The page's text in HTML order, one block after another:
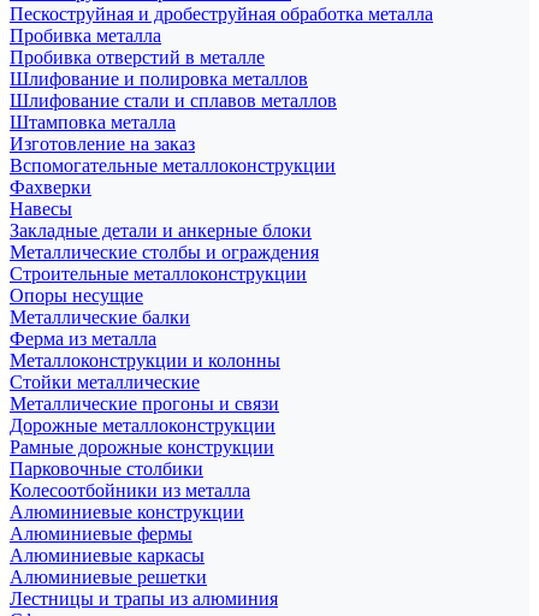
Пескоструйная и дробеструйная обработка металла
Пробивка металла
Пробивка отверстий в металле
Шлифование и полировка металлов
Шлифование стали и сплавов металлов
Штамповка металла
Изготовление на заказ
Вспомогательные металлоконструкции
Фахверки
Навесы
Закладные детали и анкерные блоки
Металлические столбы и ограждения
Строительные металлоконструкции
Опоры несущие
Металлические балки
Ферма из металла
Металлоконструкции и колонны
Стойки металлические
Металлические прогоны и связи
Дорожные металлоконструкции
Рамные дорожные конструкции
Парковочные столбики
Колесоотбойники из металла
Алюминиевые конструкции
Алюминиевые фермы
Алюминиевые каркасы
Алюминиевые решетки
Лестницы и трапы из алюминия